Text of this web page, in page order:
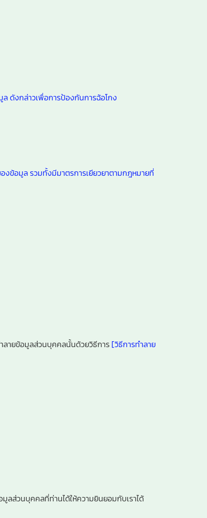
ดังกล่าวเพื่อการป้องกันการฉ้อโกง
ข้อมูล รวมทั้งมีมาตรการเยียวยาตามกฎหมายที่
ำลายข้อมูลส่วนบุคคลนั้นด้วยวิธีการ[วิธีการทำลาย
ลส่วนบุคคลที่ท่านได้ให้ความยินยอมกับเราได้